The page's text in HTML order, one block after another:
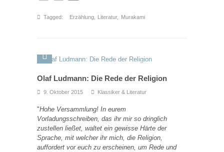
Tagged: Erzählung, Literatur, Murakami
Olaf Ludmann: Die Rede der Religion
9. Oktober 2015 Klassiker & Literatur
"Hohe Versammlung! In eurem
Vorladungsschreiben, das ihr mir so dringlich
zustellen ließet, waltet ein gewisse Härte der
Sprache, mit welcher ihr mich, die Religion,
auffordert vor euch zu erscheinen, um Rede und